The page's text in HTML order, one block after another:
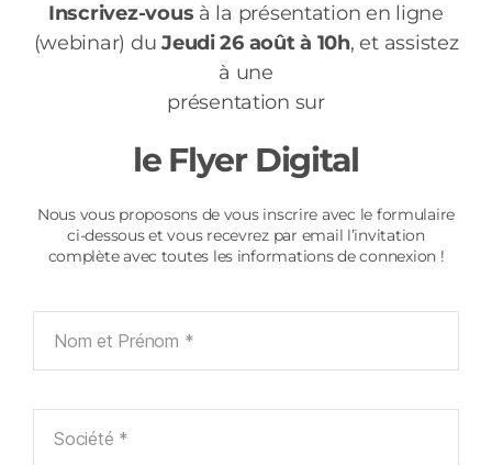
Inscrivez-vous à la présentation en ligne
(webinar) duJeudi 26 août à 10h, et assistez
à une
présentation sur
le Flyer Digital
Nous vous proposons de vous inscrire avec le formulaire
ci-dessous et vous recevrez par email l’invitation
complète avec toutes les informations de connexion !